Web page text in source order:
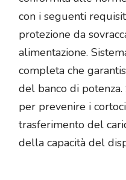
con i seguenti
protezione da
alimentazione.
completa che
del banco di
per prevenire i
trasferimento del
della capacità del